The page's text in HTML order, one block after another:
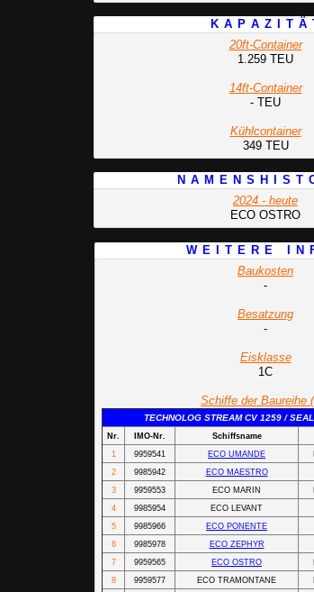
K A P A Z I T Ä
20ft-Container
1.259 TEU
14ft-Container
- TEU
Kühlcontainer
349 TEU
N A M E N S H I S T
2024 - heute
ECO OSTRO
W E I T E R E I N
Baukosten
-
Besatzung
-
Eisklasse
1C
Schiffe der Baureihe
TECHNOLOG STREAM CV 1259 /
Nr. IMO-Nr.
Schiffsname
1
9959541 ECO UMANDE
2
9985942
ECO MAESTRO
3
9959553 ECO MARIN
4
9985954
ECO LEVANT
5
9985966
ECO PONENTE
6
9985978
ECO ZEPHYR
7
9959565 ECO OSTRO
8
9959577 ECO TRAMONTANE